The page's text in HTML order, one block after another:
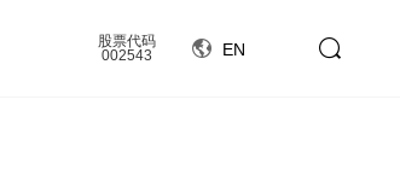
股票代码
002543
EN